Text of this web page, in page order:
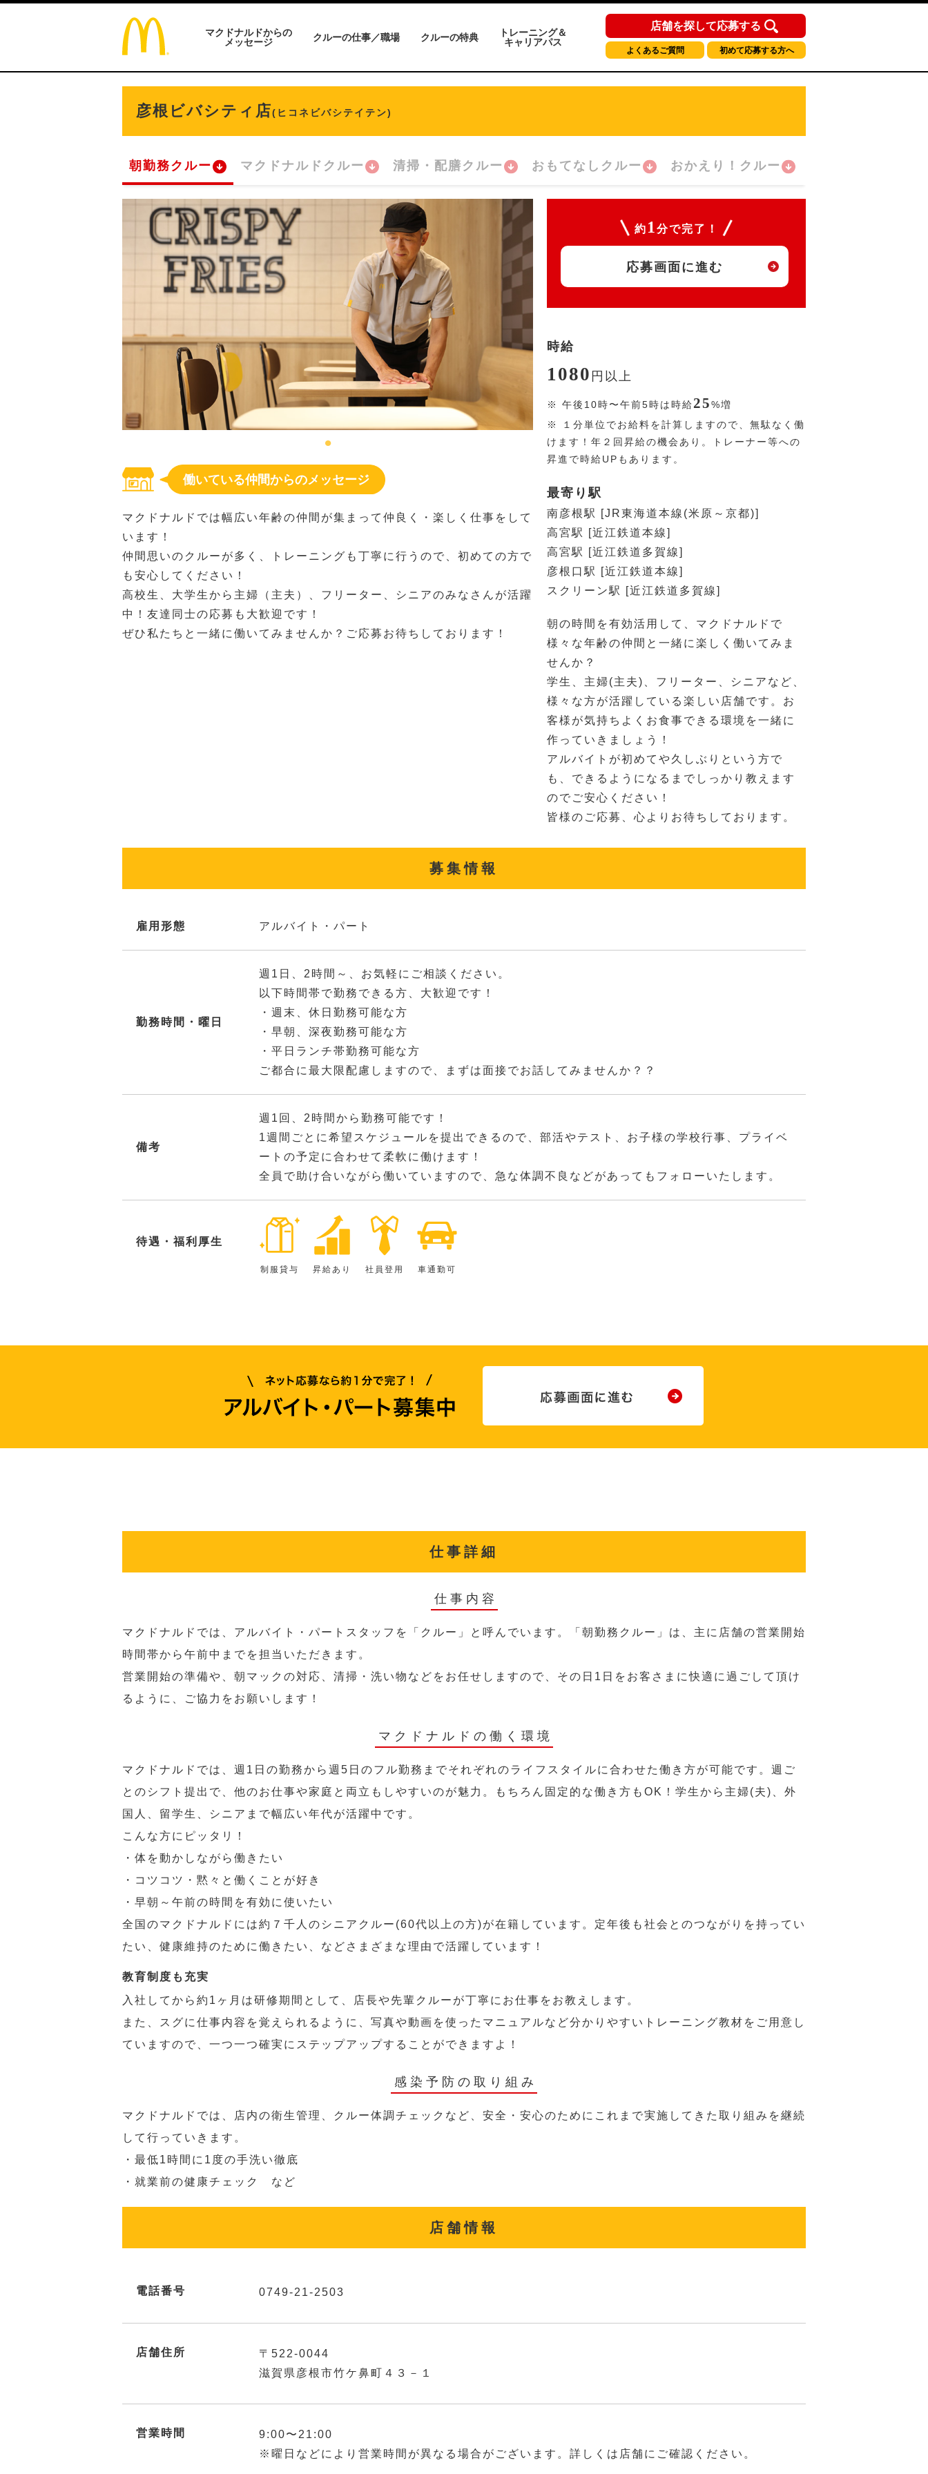
マクドナルドからの
メッセージ
クルーの仕事／職場 クルーの特典
トレーニング＆
キャリアパス
店舗を探して応募する
よくあるご質問 初めて応募する方へ
彦根ビバシティ店(ヒコネビバシテイテン)
朝勤務クルー マクドナルドクルー 清掃・配膳クルー おもてなしクルー おかえり！クルー
働いている仲間からのメッセージ
マクドナルドでは幅広い年齢の仲間が集まって仲良く・楽しく仕事をして
います！
仲間思いのクルーが多く、トレーニングも丁寧に行うので、初めての方で
も安心してください！
高校生、大学生から主婦（主夫）、フリーター、シニアのみなさんが活躍
中！友達同士の応募も大歓迎です！
ぜひ私たちと一緒に働いてみませんか？ご応募お待ちしております！
約 1 分で完了！
応募画面に進む
時給
1080 円 以上
※ 午後10時〜午前5時は時給25%増
※
１分単位でお給料を計算しますので、無駄なく働
けます！年２回昇給の機会あり。トレーナー等への
昇進で時給UPもあります。
最寄り駅
南彦根駅 [JR東海道本線(米原～京都)]
高宮駅 [近江鉄道本線]
高宮駅 [近江鉄道多賀線]
彦根口駅 [近江鉄道本線]
スクリーン駅 [近江鉄道多賀線]
朝の時間を有効活用して、マクドナルドで
様々な年齢の仲間と一緒に楽しく働いてみま
せんか？
学生、主婦(主夫)、フリーター、シニアなど、
様々な方が活躍している楽しい店舗です。お
客様が気持ちよくお食事できる環境を一緒に
作っていきましょう！
アルバイトが初めてや久しぶりという方で
も、できるようになるまでしっかり教えます
のでご安心ください！
皆様のご応募、心よりお待ちしております。
募集情報
雇用形態 アルバイト・パート
勤務時間・曜日
週1日、2時間～、お気軽にご相談ください。
以下時間帯で勤務できる方、大歓迎です！
・週末、休日勤務可能な方
・早朝、深夜勤務可能な方
・平日ランチ帯勤務可能な方
ご都合に最大限配慮しますので、まずは面接でお話してみませんか？？
備考
週1回、2時間から勤務可能です！
1週間ごとに希望スケジュールを提出できるので、部活やテスト、お子様の学校行事、プライベ
ートの予定に合わせて柔軟に働けます！
全員で助け合いながら働いていますので、急な体調不良などがあってもフォローいたします。
待遇・福利厚生
制服貸与 昇給あり 社員登用 車通勤可
仕事詳細
仕事内容
マクドナルドでは、アルバイト・パートスタッフを「クルー」と呼んでいます。「朝勤務クルー」は、主に店舗の営業開始
時間帯から午前中までを担当いただきます。
営業開始の準備や、朝マックの対応、清掃・洗い物などをお任せしますので、その日1日をお客さまに快適に過ごして頂け
るように、ご協力をお願いします！
マクドナルドの働く環境
マクドナルドでは、週1日の勤務から週5日のフル勤務までそれぞれのライフスタイルに合わせた働き方が可能です。週ご
とのシフト提出で、他のお仕事や家庭と両立もしやすいのが魅力。もちろん固定的な働き方もOK！学生から主婦(夫)、外
国人、留学生、シニアまで幅広い年代が活躍中です。
こんな方にピッタリ！
・体を動かしながら働きたい
・コツコツ・黙々と働くことが好き
・早朝～午前の時間を有効に使いたい
全国のマクドナルドには約７千人のシニアクルー(60代以上の方)が在籍しています。定年後も社会とのつながりを持ってい
たい、健康維持のために働きたい、などさまざまな理由で活躍しています！
教育制度も充実
入社してから約1ヶ月は研修期間として、店長や先輩クルーが丁寧にお仕事をお教えします。
また、スグに仕事内容を覚えられるように、写真や動画を使ったマニュアルなど分かりやすいトレーニング教材をご用意し
ていますので、一つ一つ確実にステップアップすることができますよ！
感染予防の取り組み
マクドナルドでは、店内の衛生管理、クルー体調チェックなど、安全・安心のためにこれまで実施してきた取り組みを継続
して行っていきます。
・最低1時間に1度の手洗い徹底
・就業前の健康チェック など
店舗情報
電話番号 0749-21-2503
店舗住所
〒522-0044
滋賀県彦根市竹ケ鼻町４３－１
営業時間
9:00〜21:00
※曜日などにより営業時間が異なる場合がございます。詳しくは店舗にご確認ください。